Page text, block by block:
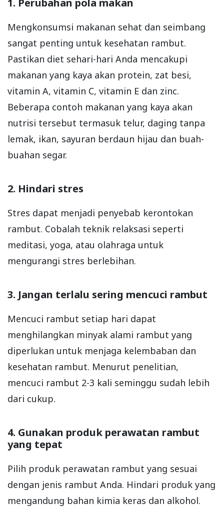
1. Perubahan pola makan
Mengkonsumsi makanan sehat dan seimbang
sangat penting untuk kesehatan rambut.
Pastikan diet sehari-hari Anda mencakupi
makanan yang kaya akan protein, zat besi,
vitamin A, vitamin C, vitamin E dan zinc.
Beberapa contoh makanan yang kaya akan
nutrisi tersebut termasuk telur, daging tanpa
lemak, ikan, sayuran berdaun hijau dan buah-
buahan segar.
2. Hindari stres
Stres dapat menjadi penyebab kerontokan
rambut. Cobalah teknik relaksasi seperti
meditasi, yoga, atau olahraga untuk
mengurangi stres berlebihan.
3. Jangan terlalu sering mencuci rambut
Mencuci rambut setiap hari dapat
menghilangkan minyak alami rambut yang
diperlukan untuk menjaga kelembaban dan
kesehatan rambut. Menurut penelitian,
mencuci rambut 2-3 kali seminggu sudah lebih
dari cukup.
4. Gunakan produk perawatan rambut
yang tepat
Pilih produk perawatan rambut yang sesuai
dengan jenis rambut Anda. Hindari produk yang
mengandung bahan kimia keras dan alkohol.